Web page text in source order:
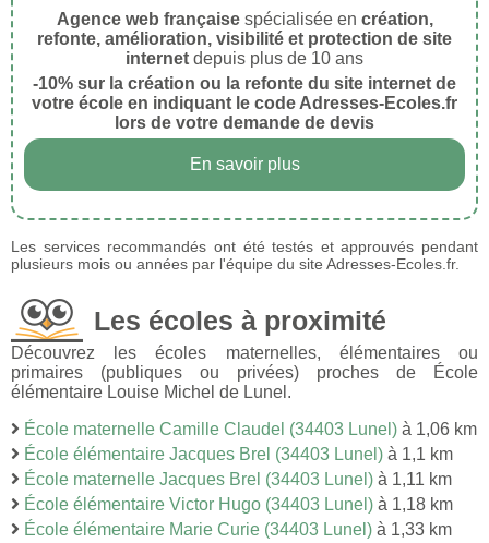
Agence web françaisespécialisée en création,
refonte, amélioration, visibilité et protection de site
internet depuis plus de 10 ans
-10% sur la création ou la refonte du site internet de
votre école en indiquant le code Adresses-Ecoles.fr
lors de votre demande de devis
En savoir plus
Les services recommandés ont été testés et approuvés pendant
plusieurs mois ou années par l'équipe du site Adresses-Ecoles.fr.
Les écoles à proximité
Découvrez les écoles maternelles, élémentaires ou
primaires (publiques ou privées) proches de École
élémentaire Louise Michel de Lunel.
École maternelle Camille Claudel (34403 Lunel) à 1,06 km
École élémentaire Jacques Brel (34403 Lunel) à 1,1 km
École maternelle Jacques Brel (34403 Lunel) à 1,11 km
École élémentaire Victor Hugo (34403 Lunel) à 1,18 km
École élémentaire Marie Curie (34403 Lunel) à 1,33 km